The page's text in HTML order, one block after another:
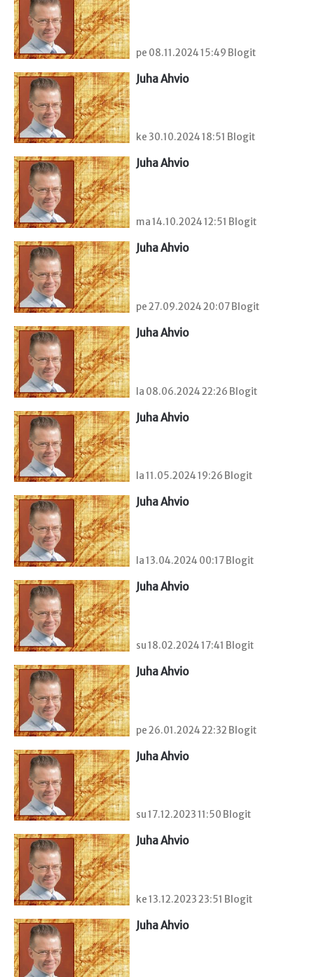
pe 08.11.2024 15:49 Blogit
Juha Ahvio
ke 30.10.2024 18:51 Blogit
Juha Ahvio
ma 14.10.2024 12:51 Blogit
Juha Ahvio
pe 27.09.2024 20:07 Blogit
Juha Ahvio
la 08.06.2024 22:26 Blogit
Juha Ahvio
la 11.05.2024 19:26 Blogit
Juha Ahvio
la 13.04.2024 00:17 Blogit
Juha Ahvio
su 18.02.2024 17:41 Blogit
Juha Ahvio
pe 26.01.2024 22:32 Blogit
Juha Ahvio
su 17.12.2023 11:50 Blogit
Juha Ahvio
ke 13.12.2023 23:51 Blogit
Juha Ahvio